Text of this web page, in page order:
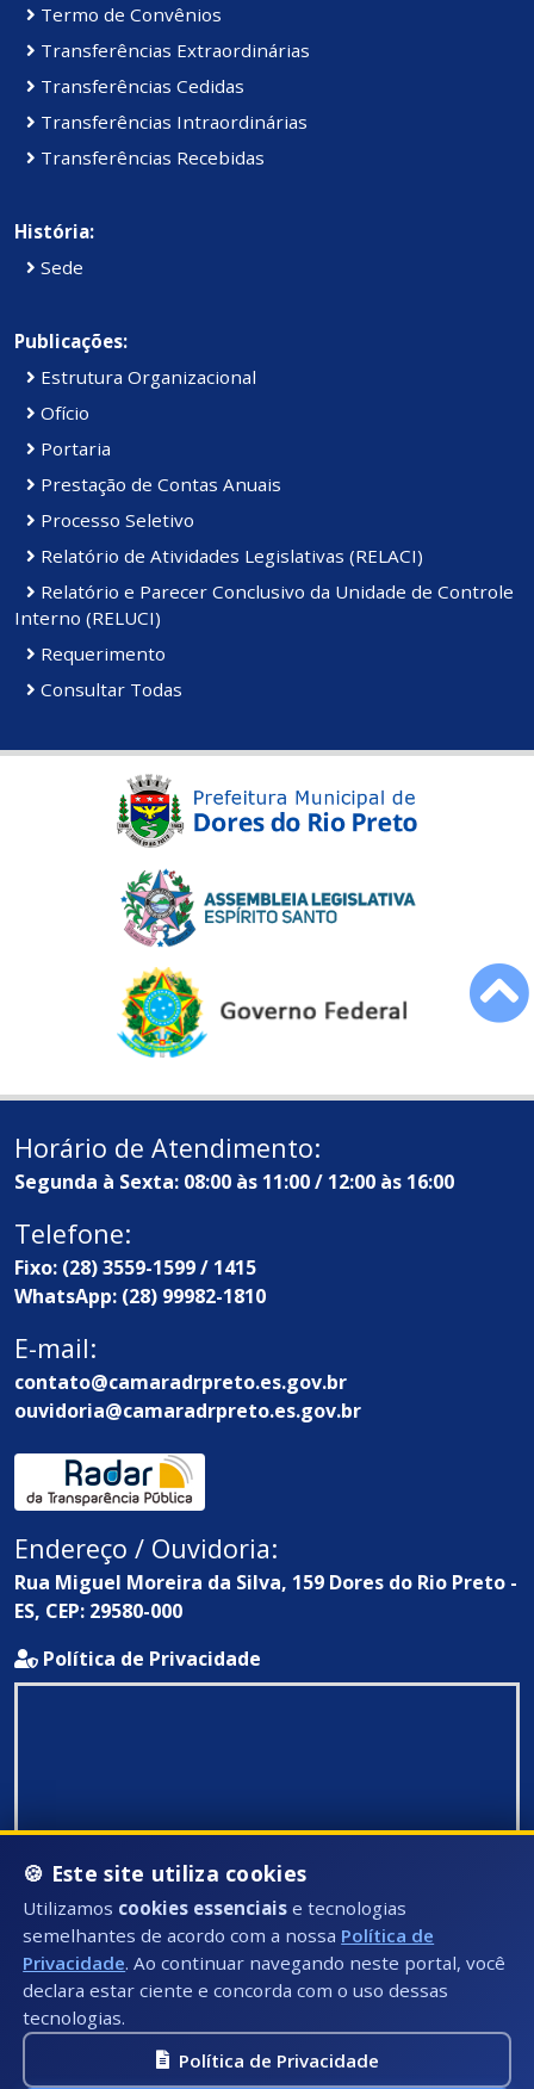
Termo de Convênios
Transferências Extraordinárias
Transferências Cedidas
Transferências Intraordinárias
Transferências Recebidas
História:
Sede
Publicações:
Estrutura Organizacional
Ofício
Portaria
Prestação de Contas Anuais
Processo Seletivo
Relatório de Atividades Legislativas (RELACI)
Relatório e Parecer Conclusivo da Unidade de Controle
Interno (RELUCI)
Requerimento
Consultar Todas
Horário de Atendimento:
Segunda à Sexta: 08:00 às 11:00 / 12:00 às 16:00
Telefone:
Fixo: (28) 3559-1599 / 1415
WhatsApp: (28) 99982-1810
E-mail:
contato@camaradrpreto.es.gov.br
ouvidoria@camaradrpreto.es.gov.br
Endereço / Ouvidoria:
Rua Miguel Moreira da Silva, 159 Dores do Rio Preto -
ES, CEP: 29580-000
Política de Privacidade
🍪 Este site utiliza cookies
Utilizamos cookies essenciais e tecnologias
semelhantes de acordo com a nossa Política de
Privacidade. Ao continuar navegando neste portal, você
declara estar ciente e concorda com o uso dessas
tecnologias.
Política de Privacidade